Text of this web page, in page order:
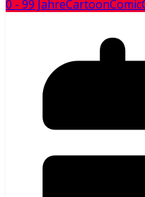
0 - 99 JahreCartoonComic